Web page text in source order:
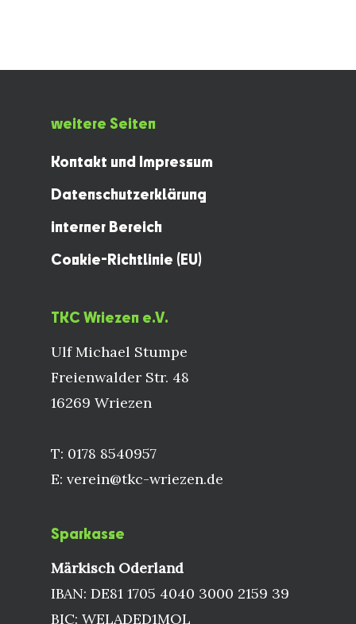
weitere Seiten
Kontakt und Impressum
Datenschutzerklärung
interner Bereich
Cookie-Richtlinie (EU)
TKC Wriezen e.V.
Ulf Michael Stumpe
Freienwalder Str. 48
16269 Wriezen
T: 0178 8540957
E: verein@tkc-wriezen.de
Sparkasse
Märkisch Oderland
IBAN: DE81 1705 4040 3000 2159 39
BIC: WELADED1MOL